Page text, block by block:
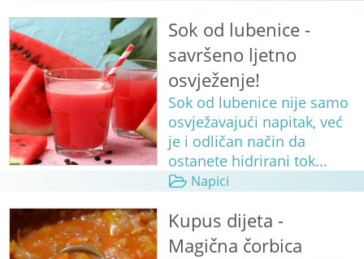
Sok od lubenice -
savršeno ljetno
osvježenje!
Sok od lubenice nije samo
osvježavajući napitak, već
je i odličan način da
ostanete hidrirani tok...
Napici
Kupus dijeta -
Magična čorbica